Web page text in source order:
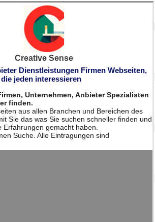
Creative Sense
Dienstleistungen Firmen Webseiten,
die jeden interessieren
Unternehmen, Anbieter Spezialisten
finden.
aus allen Branchen und Bereichen des
Sie das was Sie suchen schneller finden und
gemacht haben.
Suche. Alle Eintragungen sind